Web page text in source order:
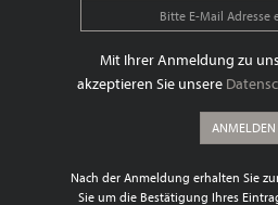
Mit Ihrer Anmeldung zu
akzeptieren Sie unsere
ANMELDEN
Nach der Anmeldung erhalten Sie
Sie um die Bestätigung Ihres